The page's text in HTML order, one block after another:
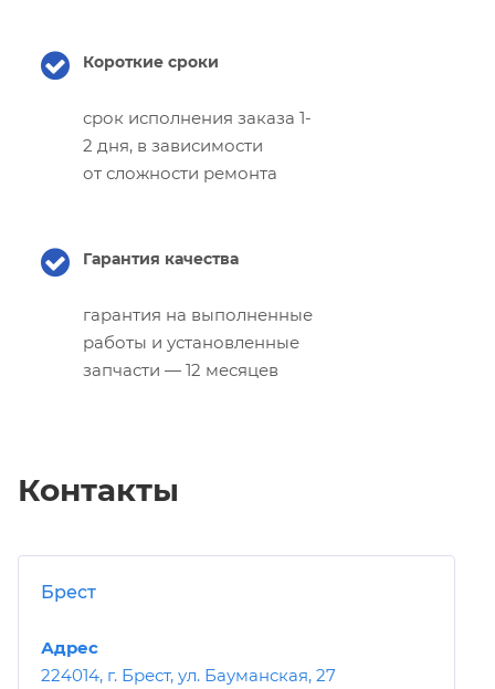
Короткие сроки
срок исполнения заказа 1-
2 дня, в зависимости
от сложности ремонта
Гарантия качества
гарантия на выполненные
работы и установленные
запчасти — 12 месяцев
Контакты
Брест
Адрес
224014, г. Брест, ул. Бауманская, 27